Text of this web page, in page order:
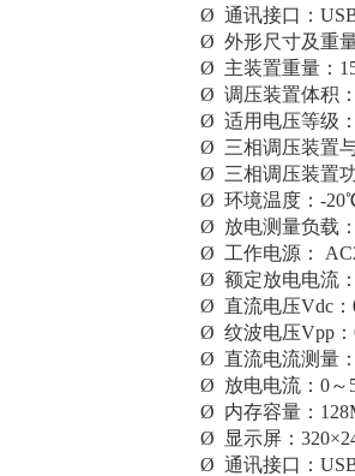
Ø 通讯接口：
Ø 外形尺寸及重
Ø 主装置重量：
Ø 调压装置体积
Ø 适用电压等级
Ø 三相调压装置
Ø 三相调压装置
Ø 环境温度：-
Ø 放电测量负载
Ø 工作电源：
Ø 额定放电电流
Ø 直流电压Vdc：
Ø 纹波电压Vpp
Ø 直流电流测量
Ø 放电电流：0～
Ø 内存容量：
Ø 显示屏：
Ø 通讯接口：